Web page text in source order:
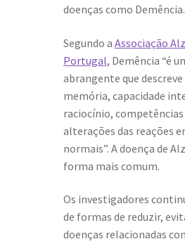
doenças como Demência.
Segundo a Associação
Portugal, Demência “é
abrangente que descreve
memória, capacidade
raciocínio, competências
alterações das reações
normais”. A doença de
forma mais comum.
Os investigadores
de formas de reduzir,
doenças relacionadas